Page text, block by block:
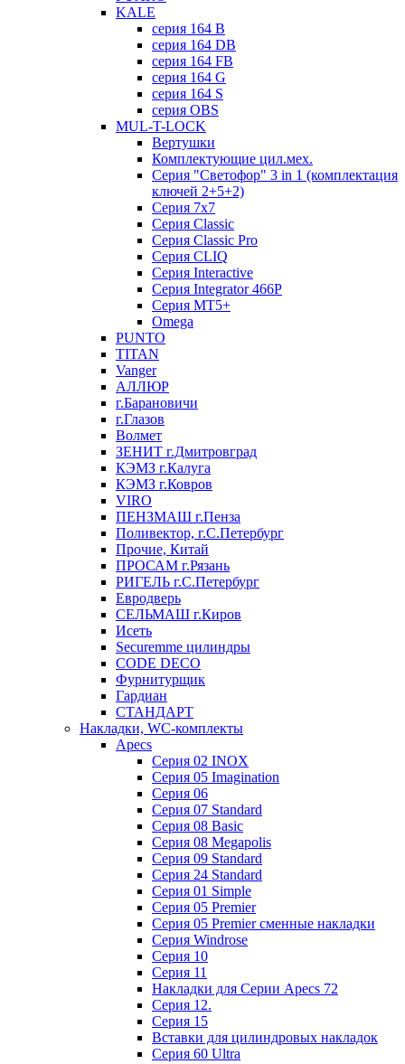
KALE
серия 164 B
серия 164 DB
серия 164 FB
серия 164 G
серия 164 S
серия OBS
MUL-T-LOCK
Вертушки
Комплектующие цил.мех.
Серия "Светофор" 3 in 1 (комплектация
ключей 2+5+2)
Серия 7х7
Серия Classic
Серия Classic Pro
Серия CLIQ
Серия Interactive
Серия Integrator 466P
Серия MT5+
Omega
PUNTO
TITAN
Vanger
АЛЛЮР
г.Барановичи
г.Глазов
Волмет
ЗЕНИТ г.Дмитровград
КЭМЗ г.Калуга
КЭМЗ г.Ковров
VIRO
ПЕНЗМАШ г.Пенза
Поливектор, г.С.Петербург
Прочие, Китай
ПРОСАМ г.Рязань
РИГЕЛЬ г.С.Петербург
Евродверь
СЕЛЬМАШ г.Киров
Исеть
Securemme цилиндры
CODE DECO
Фурнитурщик
Гардиан
СТАНДАРТ
Накладки, WC-комплекты
Apecs
Cерия 02 INOX
Cерия 05 Imagination
Cерия 06
Cерия 07 Standard
Cерия 08 Basic
Cерия 08 Megapolis
Cерия 09 Standard
Cерия 24 Standard
Серия 01 Simple
Серия 05 Premier
Серия 05 Premier сменные накладки
Cерия Windrose
Серия 10
Серия 11
Накладки для Серии Apecs 72
Серия 12.
Серия 15
Вставки для цилиндровых накладок
Серия 60 Ultra